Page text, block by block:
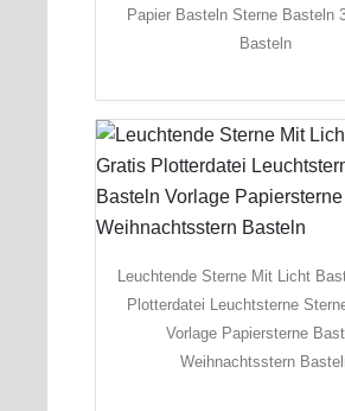
Papier Basteln Sterne Basteln
Basteln
Leuchtende Sterne Mit Licht
Plotterdatei Leuchtsterne
Vorlage Papiersterne
Weihnachtsstern